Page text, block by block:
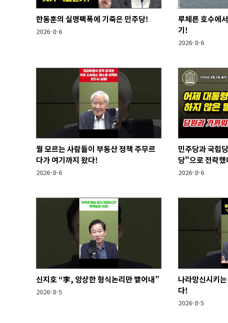
한동훈의 실명팩폭에 기죽은 민주당!
2026-8-6
루체른 호수에
기!
2026-8-6
뭘 모르는 사람들이 부동산 정책 주무르
다가 여기까지 왔다!
2026-8-6
민주당과 국힘
당"으로 전락했
2026-8-6
신지호 “李, 앙상한 형식논리만 뱉어내”
2026-8-5
나라망신시키
다!
2026-8-5